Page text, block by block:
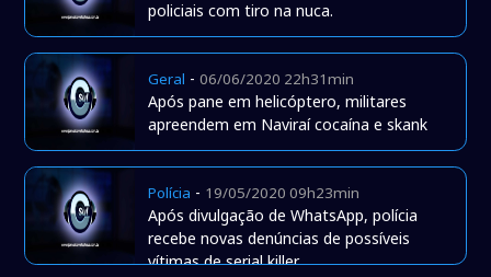
policiais com tiro na nuca.
Geral -06/06/2020 22h31min
Após pane em helicóptero, militares
apreendem em Naviraí cocaína e skank
Polícia - 19/05/2020 09h23min
Após divulgação de WhatsApp, polícia
recebe novas denúncias de possíveis
vítimas de serial killer.